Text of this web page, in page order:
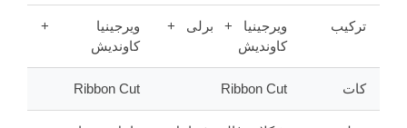
ترکیب
ویرجینیا + برلی +
کاوندیش
ویرجینیا +
کاوندیش
کات Ribbon Cut
Ribbon Cut